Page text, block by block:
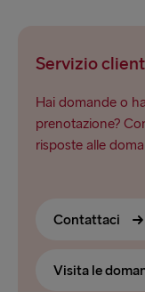
Servizio
Hai domande o
prenotazione?
risposte alle
Contattaci
Visita le